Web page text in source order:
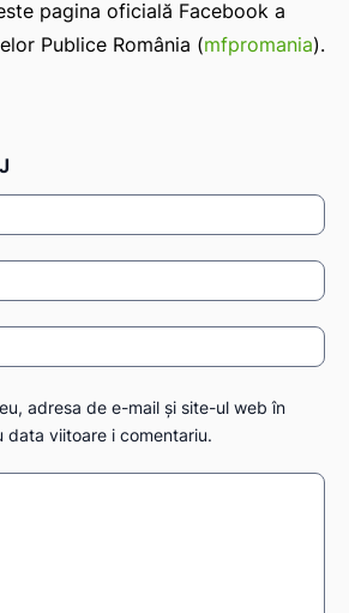
pagina oficială Facebook a
Publice România (mfpromania).
adresa de e-mail și site-ul web în
viitoare i comentariu.